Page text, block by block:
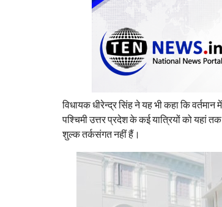
विधायक धीरेन्द्र सिंह ने यह भी कहा कि
पश्चिमी उत्तर प्रदेश के कई यात्रियों को यहां
शुल्क तर्कसंगत नहीं हैं।